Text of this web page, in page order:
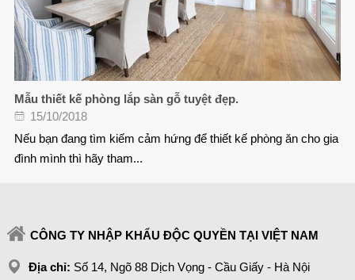
Mẫu thiết kế phòng lắp sàn gỗ tuyệt đẹp.
15/10/2018
Nếu bạn đang tìm kiếm cảm hứng để thiết kế phòng ăn cho gia
đình mình thì hãy tham...
CÔNG TY NHẬP KHẨU ĐỘC QUYỀN TẠI VIỆT NAM
Địa chỉ: Số 14, Ngõ 88 Dịch Vọng - Cầu Giấy - Hà Nội